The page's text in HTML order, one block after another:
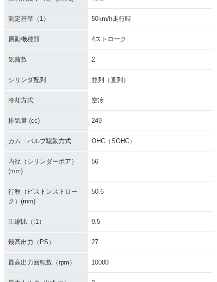
測定基準（1） 50km/h走行時
原動機種類 4ストローク
気筒数 2
シリンダ配列 並列（直列）
冷却方式 空冷
排気量 (cc) 249
カム・バルブ駆動方式 OHC（SOHC）
内径（シリンダーボア）
(mm)
56
行程（ピストンストロー
ク）(mm)
50.6
圧縮比（:1） 9.5
最高出力（PS） 27
最高出力回転数（rpm） 10000